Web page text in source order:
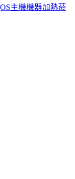
主機機器加熱菸